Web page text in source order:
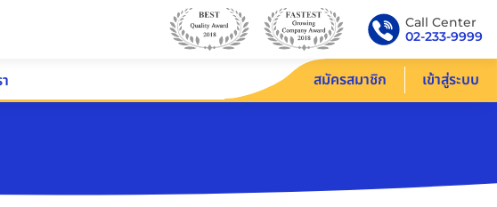
Call Center
02-233-9999
สมัครสมาชิก เข้าสู่ระบบ